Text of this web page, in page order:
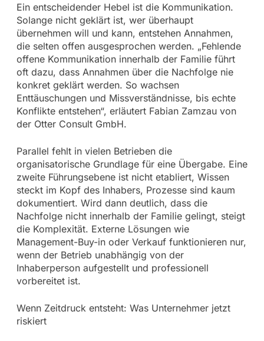
Ein entscheidender Hebel ist die Kommunikation.
Solange nicht geklärt ist, wer überhaupt
übernehmen will und kann, entstehen Annahmen,
die selten offen ausgesprochen werden. „Fehlende
offene Kommunikation innerhalb der Familie führt
oft dazu, dass Annahmen über die Nachfolge nie
konkret geklärt werden. So wachsen
Enttäuschungen und Missverständnisse, bis echte
Konflikte entstehen“, erläutert Fabian Zamzau von
der Otter Consult GmbH.
Parallel fehlt in vielen Betrieben die
organisatorische Grundlage für eine Übergabe. Eine
zweite Führungsebene ist nicht etabliert, Wissen
steckt im Kopf des Inhabers, Prozesse sind kaum
dokumentiert. Wird dann deutlich, dass die
Nachfolge nicht innerhalb der Familie gelingt, steigt
die Komplexität. Externe Lösungen wie
Management-Buy-in oder Verkauf funktionieren nur,
wenn der Betrieb unabhängig von der
Inhaberperson aufgestellt und professionell
vorbereitet ist.
Wenn Zeitdruck entsteht: Was Unternehmer jetzt
riskiert